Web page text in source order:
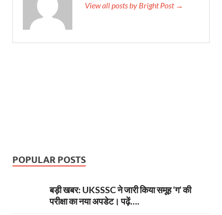
View all posts by Bright Post →
POPULAR POSTS
बड़ी खबर: UKSSSC ने जारी किया समूह ‘ग’ की
परीक्षा का नया अपडेट। पढ़ें….